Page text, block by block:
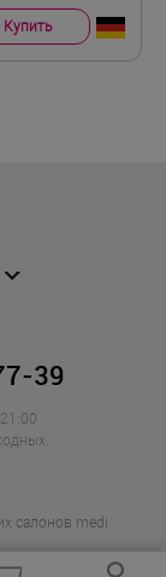
Купить
39
салонов medi